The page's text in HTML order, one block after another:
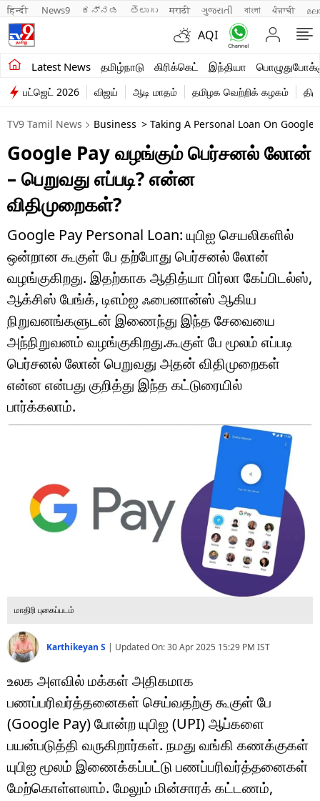
हिन्दी News9 ಕನ್ನಡ తెలుగు मराठी ગુજરાતી বাংলা ਪੰਜਾਬੀ
AQI
Latest News தமிழ்நாடு கிரிக்கெட் இந்தியா
சமீபத்திய செய்திகள்
தமிழ்நாடு
இந்தியா
உலகம்
விளையாட்டு
பொழுதுபோக்கு
லைஃப்ஸ்டைல்
வணிகம்
டெக்னாலஜி
ஆன்மீகம்
வைரல்
ஹெஃல்த்
வலை கதைகள்
போட்டோ கேலரி
பட்ஜெட் 2026 விஜய் ஆடி மாதம் தமிழக வெற்றிக் கழகம்
TV9 Tamil News Business > Taking A Personal Loan On Google
Google Pay வழங்கும் பெர்சனல் லோன்
– பெறுவது எப்படி? என்ன
விதிமுறைகள்?
Google Pay Personal Loan: யுபிஐ செயலிகளில்
ஒன்றான கூகுள் பே தற்போது பெர்சனல் லோன்
வழங்குகிறது. இதற்காக ஆதித்யா பிர்லா கேப்பிடல்ஸ்,
ஆக்சிஸ் பேங்க், டிஎம்ஐ ஃபைனான்ஸ் ஆகிய
நிறுவனங்களுடன் இணைந்து இந்த சேவையை
அந்நிறுவனம் வழங்குகிறது.கூகுள் பே மூலம் எப்படி
பெர்சனல் லோன் பெறுவது அதன் விதிமுறைகள்
என்ன என்பது குறித்து இந்த கட்டுரையில்
பார்க்கலாம்.
மாதிரி புகைப்படம்
Karthikeyan S | Updated On:30 Apr 2025 15:29 PM IST
உலக அளவில் மக்கள் அதிகமாக
பணப்பரிவர்த்தனைகள் செய்வதற்கு கூகுள் பே
(Google Pay) போன்ற யுபிஐ (UPI) ஆப்களை
பயன்படுத்தி வருகிறார்கள். நமது வங்கி கணக்குகள்
யுபிஐ மூலம் இணைக்கப்பட்டு பணப்பரிவர்த்தனைகள்
மேற்கொள்ளலாம். மேலும் மின்சாரக் கட்டணம்,